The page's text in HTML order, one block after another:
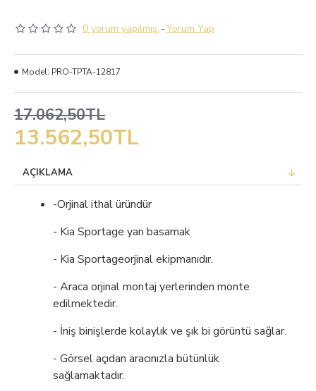
0 yorum yapılmış. -Yorum Yap
13.562,50TL
17.062,50TL
Model: PRO-TPTA-12817
AÇIKLAMA
-Orjinal ithal üründür
- Kia Sportage yan basamak
- Kia Sportageorjinal ekipmanıdır.
- Araca orjinal montaj yerlerinden monte
edilmektedir.
- İniş binişlerde kolaylık ve şık bi görüntü sağlar.
- Görsel açıdan aracınızla bütünlük
sağlamaktadır.